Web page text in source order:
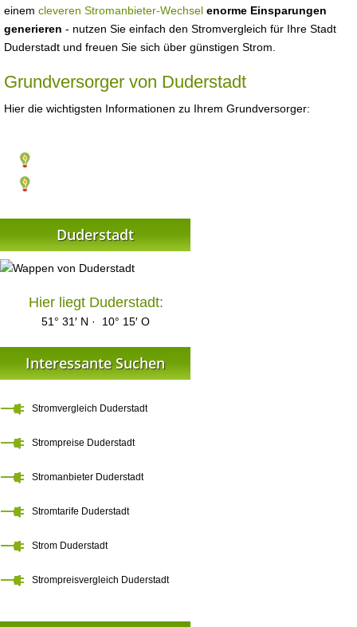
einem cleveren Stromanbieter-Wechsel enorme Einsparungen
generieren - nutzen Sie einfach den Stromvergleich für Ihre Stadt
Duderstadt und freuen Sie sich über günstigen Strom.
Grundversorger von Duderstadt
Hier die wichtigsten Informationen zu Ihrem Grundversorger:
Duderstadt
Hier liegt Duderstadt:
51° 31′ N · 10° 15′ O
Interessante Suchen
Stromvergleich Duderstadt
Strompreise Duderstadt
Stromanbieter Duderstadt
Stromtarife Duderstadt
Strom Duderstadt
Strompreisvergleich Duderstadt